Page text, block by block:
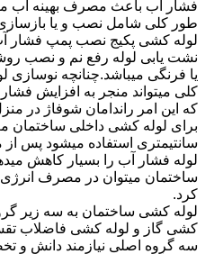
فشار آب باعث مصرف بهینه آب
طور کلی شامل نصب و یا
لوله کشی پکیج نصب پمپ فشار
نشت یابی لوله رفع نم و نصب
یا فرنگی میباشد.چنانچه
کلی میتواند منجر به افزایش
که این امر راندامان شوفاژ در
سانتیمتری استفاده میشود پس
لوله فشار آب را بسیار کاهش
ساختمان میتوان در مصرف
کرد.
لوله کشی ساختمان به سه زیر
کشی گاز و لوله کشی فاضلاب
سه گروه اصلی نیازمند دانش و